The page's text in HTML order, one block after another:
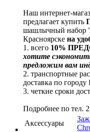
Наш интернет-
предлагает купить
шашлычный набор
Красноярске на
1. всего 10%
хотите
предложим вам
2. транспортные
доставка по городу
3. четкие сроки
Подробнее по тел.
Аксессуары